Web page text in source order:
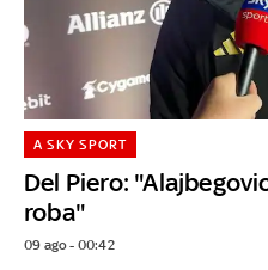
Del Piero:
roba"
A SKY SPORT
09 ago - 00:42